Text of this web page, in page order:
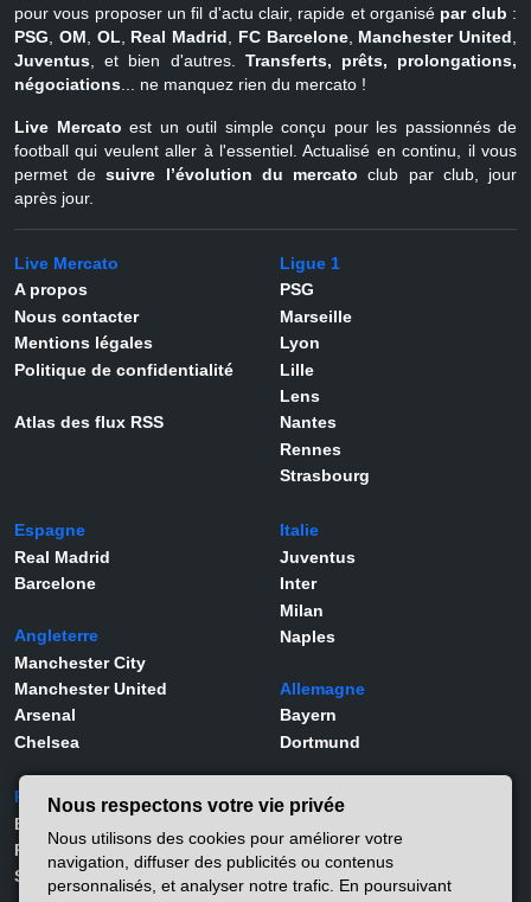
pour vous proposer un fil d'actu clair, rapide et organisé par club :
PSG
OM OL Real Madrid FC Barcelone, Manchester United
Juventus , et bien d'autres. Transferts, prêts, prolongations,
négociations ... ne manquez rien du mercato !
Live Mercato est un outil simple conçu pour les passionnés de
football qui veulent aller à l'essentiel. Actualisé en continu, il vous
permet desuivre l’évolution du mercato club par club, jour
après jour.
Live Mercato
A propos
Nous contacter
Mentions légales
Politique de confidentialité
Atlas des flux RSS
Ligue 1
PSG
Marseille
Lyon
Lille
Lens
Nantes
Rennes
Strasbourg
Espagne
Real Madrid
Barcelone
Angleterre
Manchester City
Manchester United
Arsenal
Chelsea
Italie
Juventus
Inter
Milan
Naples
Allemagne
Bayern
Dortmund
Portugal
Benfica
Porto
Sporting
Joueurs
Lamine Yamal
Rodrygo
Nous respectons votre vie privée
Nous utilisons des cookies pour améliorer votre
navigation, diffuser des publicités ou contenus
personnalisés, et analyser notre trafic. En poursuivant